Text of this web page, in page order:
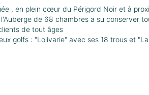
, en plein cœur du Périgord Noir et à
de 68 chambres a su conserver
de tout âges
golfs : "Lolivarie" avec ses 18 trous et